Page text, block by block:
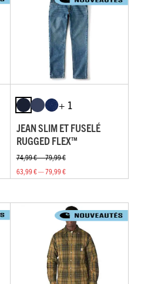
+ 1
JEAN SLIM ET FUSELÉ
RUGGED FLEX™
74,99 € — 79,99 €
63,99 € — 79,99 €